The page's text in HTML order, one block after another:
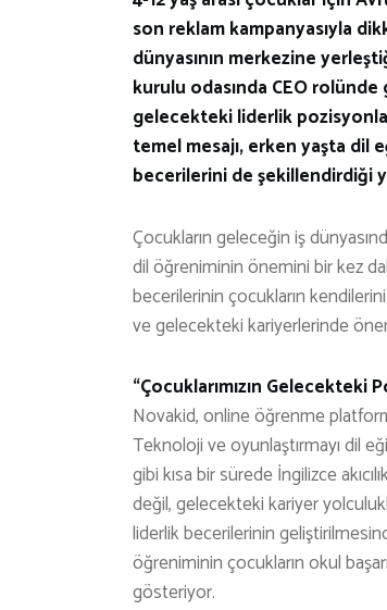
son reklam kampanyasıyla
dünyasının merkezine
kurulu odasında CEO
gelecekteki liderlik
temel mesajı, erken yaşta dil
becerilerini de şekillendirdiği
Çocukların geleceğin iş
dil öğreniminin önemini bir kez
becerilerinin çocukların
ve gelecekteki kariyerlerinde
“Çocuklarımızın Gelecekteki
Novakid, online öğrenme
Teknoloji ve oyunlaştırmayı dil
gibi kısa bir sürede İngilizce
değil, gelecekteki kariyer
liderlik becerilerinin
öğreniminin çocukların okul
gösteriyor.